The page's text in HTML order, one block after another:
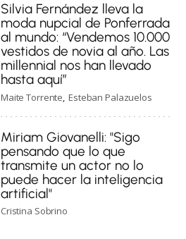
Silvia Fernández lleva la
moda nupcial de Ponferrada
al mundo: “Vendemos 10.000
vestidos de novia al año. Las
millennial nos han llevado
hasta aquí”
Maite Torrente Esteban Palazuelos
Miriam Giovanelli: "Sigo
pensando que lo que
transmite un actor no lo
puede hacer la inteligencia
artificial"
Cristina Sobrino